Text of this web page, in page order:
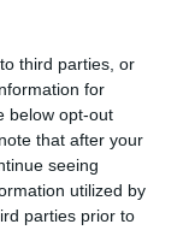
third parties, or
for
below opt-out
that after your
seeing
utilized by
parties prior to